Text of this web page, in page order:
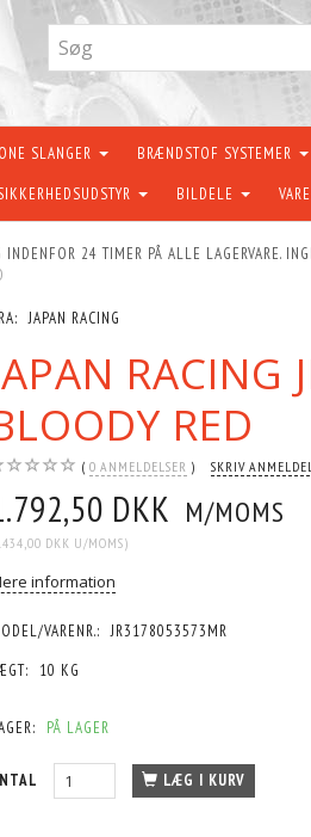
SLANGER BRÆNDSTOF SYSTEMER
BILDELE
24 TIMER PÅ ALLE LAGERVARE.
JAPAN RACING
RED
0 ANMELDELSER SKRIV
DKK M/MOMS
DKK U/MOMS)
information
VARENR.:
JR3178053573MR
10 KG
PÅ LAGER
LÆG I KURV